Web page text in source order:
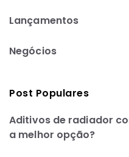
Lançamentos
Negócios
Post Populares
Aditivos de radiador
a melhor opção?